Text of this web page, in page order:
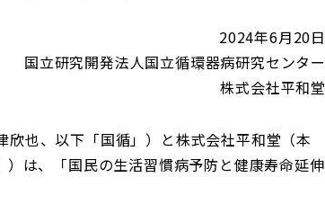
2024年6月20日
国立研究開発法人国立循環器病研究センター
株式会社平和堂
也、以下「国循」）と株式会社平和堂（本
は、「国民の生活習慣病予防と健康寿命延伸